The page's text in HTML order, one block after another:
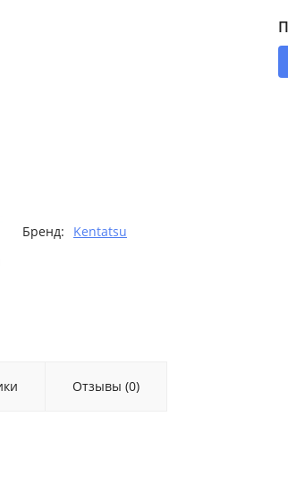
Бренд: Kentatsu
Отзывы (0)